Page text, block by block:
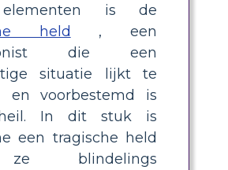
is de
held
, een
die een
situatie lijkt te
en voorbestemd is
In dit stuk is
een tragische held
blindelings